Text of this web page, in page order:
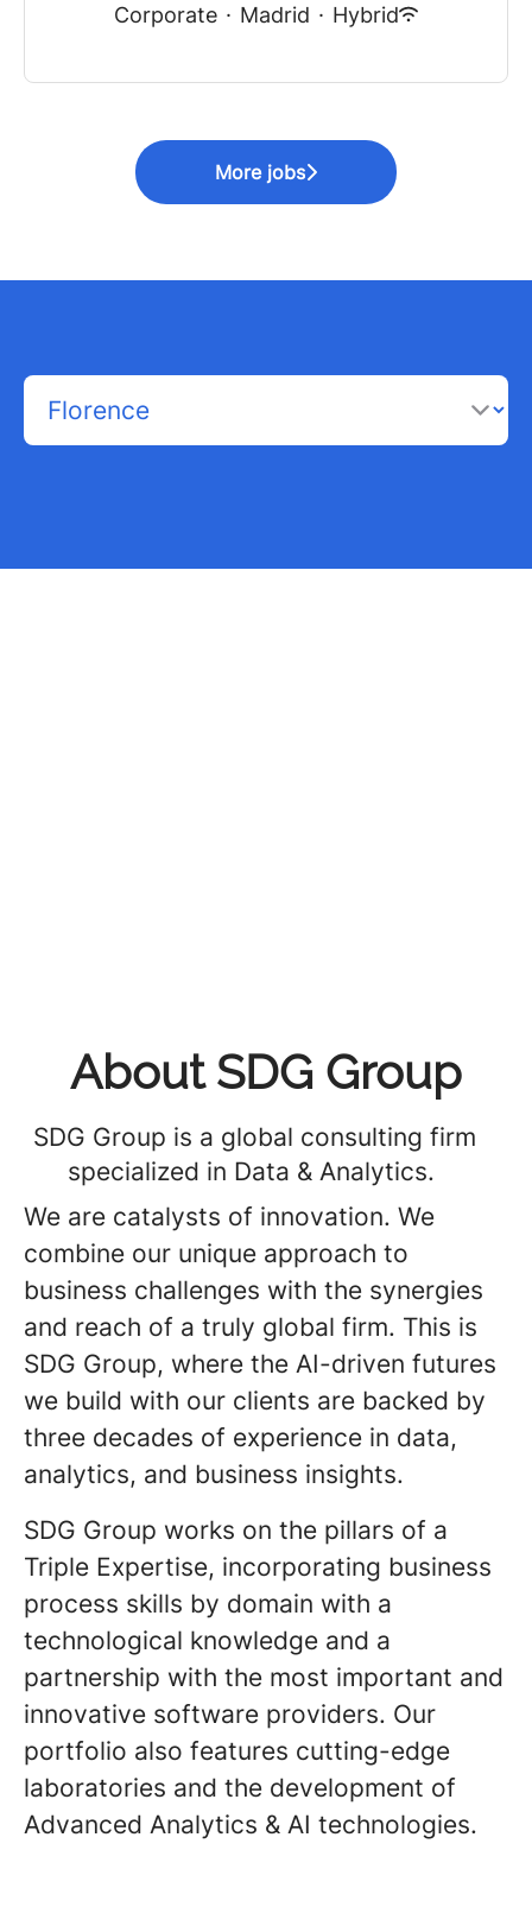
Corporate · Madrid · Hybrid
More jobs
About SDG Group
SDG Group is a global consulting firm
specialized in Data & Analytics.
We are catalysts of innovation. We
combine our unique approach to
business challenges with the synergies
and reach of a truly global firm. This is
SDG Group, where the AI-driven futures
we build with our clients are backed by
three decades of experience in data,
analytics, and business insights.
SDG Group works on the pillars of a
Triple Expertise, incorporating business
process skills by domain with a
technological knowledge and a
partnership with the most important and
innovative software providers. Our
portfolio also features cutting-edge
laboratories and the development of
Advanced Analytics & AI technologies.